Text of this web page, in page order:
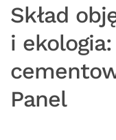
Skład
i
Panel